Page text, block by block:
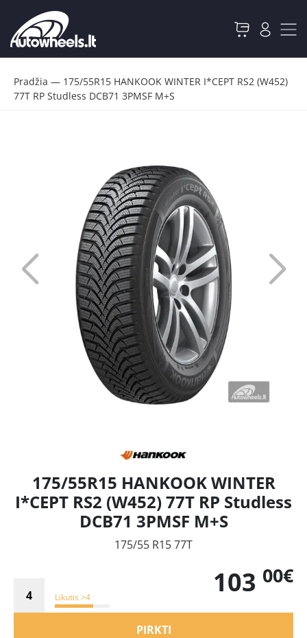
Pradžia — 175/55R15 HANKOOK WINTER I*CEPT RS2 (W452)
77T RP Studless DCB71 3PMSF M+S
175/55R15 HANKOOK WINTER
I*CEPT RS2 (W452) 77T RP Studless
DCB71 3PMSF M+S
175/55 R15 77T
Likutis >4 103 00€
PIRKTI